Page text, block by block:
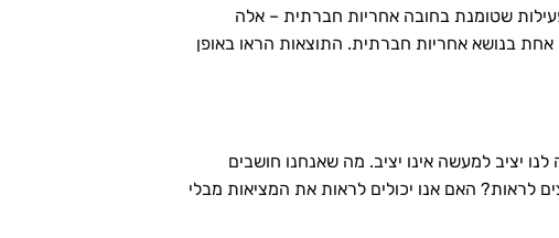
שטומנת בחובה אחריות חברתית – אלה
בנושא אחריות חברתית. התוצאות הראו באופן
יציב למעשה אינו יציב. מה שאנחנו חושבים
לראות? האם אנו יכולים לראות את המציאות מבלי